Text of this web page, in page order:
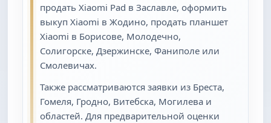
продать Xiaomi Pad в Заславле, оформить
выкуп Xiaomi в Жодино, продать планшет
Xiaomi в Борисове, Молодечно,
Солигорске, Дзержинске, Фаниполе или
Смолевичах.
Также рассматриваются заявки из Бреста,
Гомеля, Гродно, Витебска, Могилева и
областей. Для предварительной оценки